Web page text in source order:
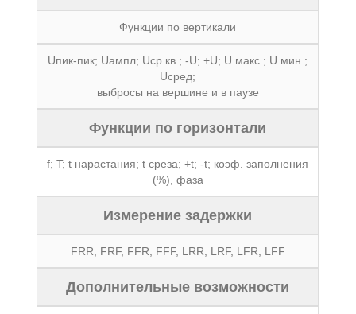
Функции по вертикали
Uпик-пик; Uампл; Uср.кв.; -U; +U; U макс.; U мин.;
Uсред;
выбросы на вершине и в паузе
Функции по горизонтали
f; T; t нарастания; t среза; +t; -t; коэф. заполнения
(%), фаза
Измерение задержки
FRR, FRF, FFR, FFF, LRR, LRF, LFR, LFF
Дополнительные возможности